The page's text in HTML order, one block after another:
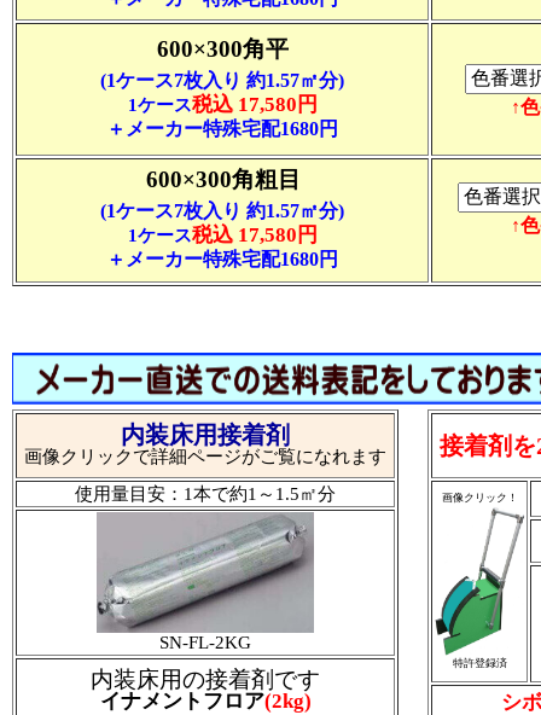
内装床用接着剤
画像クリックで詳細ページがご覧になれます
使用量目安：1本で約1～1.5㎡分
SN-FL-2KG
内装床用の接着剤です
イナメントフロア(2kg)
接着剤
画像クリック！
特許登録済
シ
600×300角平
(1ケース7枚入り 約1.57㎡分)
1ケース税込 17,580円
＋メーカー特殊宅配1680円
↑
600×300角粗目
(1ケース7枚入り 約1.57㎡分)
1ケース税込 17,580円
＋メーカー特殊宅配1680円
↑